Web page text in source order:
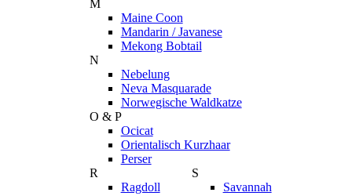
M
Maine Coon
Mandarin / Javanese
Mekong Bobtail
N
Nebelung
Neva Masquarade
Norwegische Waldkatze
O & P
Ocicat
Orientalisch Kurzhaar
Perser
R
Ragdoll
S
Savannah